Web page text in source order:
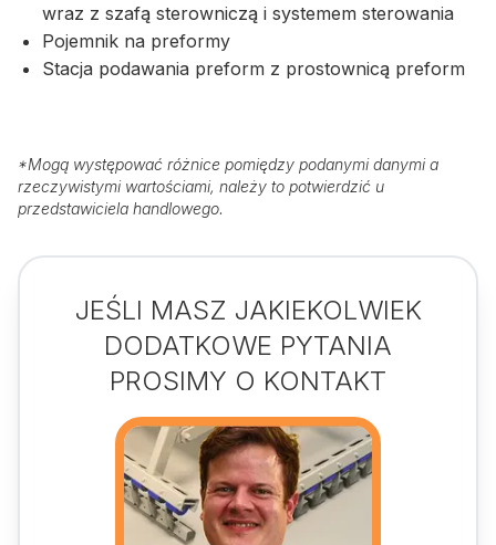
wraz z szafą sterowniczą i systemem sterowania
Pojemnik na preformy
Stacja podawania preform z prostownicą preform
*Mogą występować różnice pomiędzy podanymi danymi a
rzeczywistymi wartościami, należy to potwierdzić u
przedstawiciela handlowego.
JEŚLI MASZ JAKIEKOLWIEK
DODATKOWE PYTANIA
PROSIMY O KONTAKT